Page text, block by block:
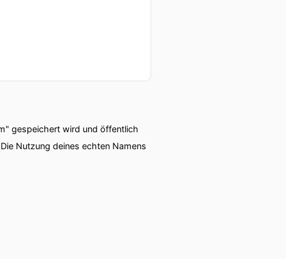
gespeichert wird und öffentlich
Nutzung deines echten Namens